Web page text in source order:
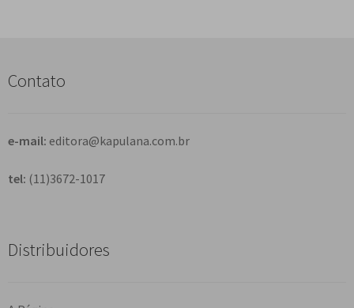
a
Contato
e-mail: editora@kapulana.com.br
tel: (11)3672-1017
Distribuidores